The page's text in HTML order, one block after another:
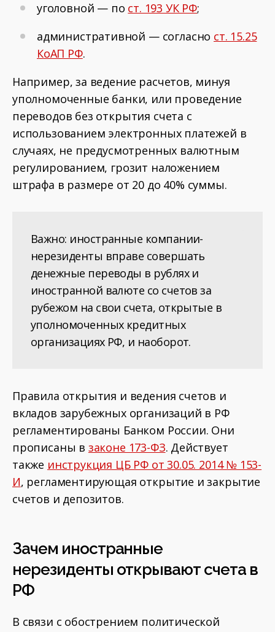
уголовной — по ст. 193 УК РФ;
административной — согласно ст. 15.25
КоАП РФ.
Например, за ведение расчетов, минуя
уполномоченные банки, или проведение
переводов без открытия счета с
использованием электронных платежей в
случаях, не предусмотренных валютным
регулированием, грозит наложением
штрафа в размере от 20 до 40% суммы.
Важно: иностранные компании-
нерезиденты вправе совершать
денежные переводы в рублях и
иностранной валюте со счетов за
рубежом на свои счета, открытые в
уполномоченных кредитных
организациях РФ, и наоборот.
Правила открытия и ведения счетов и
вкладов зарубежных организаций в РФ
регламентированы Банком России. Они
прописаны в законе 173-ФЗ. Действует
также инструкция ЦБ РФ от 30.05. 2014 № 153-
И, регламентирующая открытие и закрытие
счетов и депозитов.
Зачем иностранные
нерезиденты открывают счета в
РФ
В связи с обострением политической